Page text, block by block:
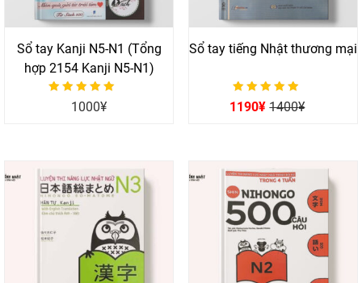
Sổ tay Kanji N5-N1 (Tổng
hợp 2154 Kanji N5-N1)
Được xếp hạng
0
1000¥
Sổ tay tiếng Nhật thương mại
Được xếp hạng
0
1190¥ 1400¥